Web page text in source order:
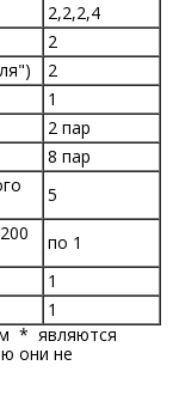
2,2,2,4
2
2
1
2 пар
8 пар
5
по 1
1
1
* являются
они не